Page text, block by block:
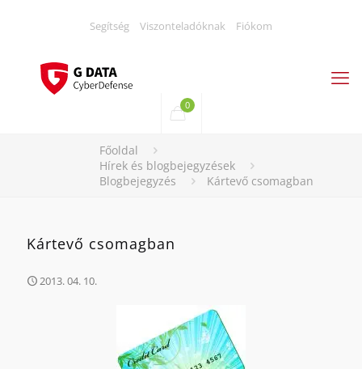
Segítség Viszonteladóknak Fiókom
0
Főoldal
Hírek és blogbejegyzések
Blogbejegyzés
Kártevő csomagban
Kártevő csomagban
2013. 04. 10.